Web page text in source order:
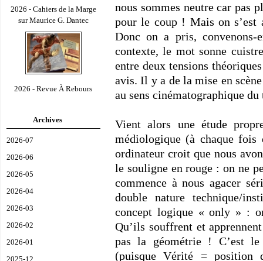
2026 - Cahiers de la Marge
sur Maurice G. Dantec
2026 - Revue À Rebours
Archives
2026-07
2026-06
2026-05
2026-04
2026-03
2026-02
2026-01
2025-12
nous sommes neutre car pas
pour le coup ! Mais on s’est
Donc on a pris,
contexte, le mot sonne
entre deux tensions
avis. Il y a de la mise en
au sens cinématographique
Vient alors une étude
médiologique (à chaque fois
ordinateur croit que nous
le souligne en rouge : on ne
commence à nous agacer
double nature technique/
concept logique « only » :
Qu’ils souffrent et
pas la géométrie ! C’est le
(puisque Vérité = position